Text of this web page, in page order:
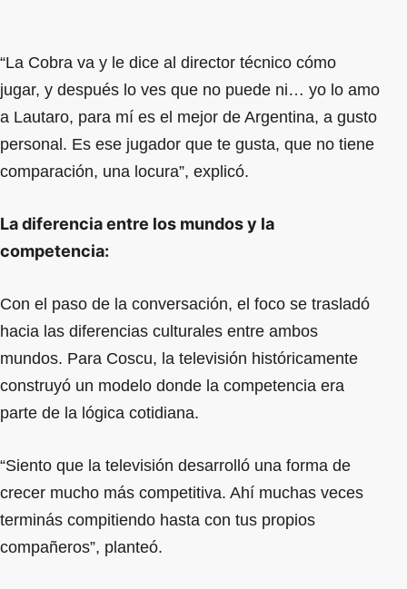
“La Cobra va y le dice al director técnico cómo
jugar, y después lo ves que no puede ni… yo lo amo
a Lautaro, para mí es el mejor de Argentina, a gusto
personal. Es ese jugador que te gusta, que no tiene
comparación, una locura”, explicó.
La diferencia entre los mundos y la
competencia:
Con el paso de la conversación, el foco se trasladó
hacia las diferencias culturales entre ambos
mundos. Para Coscu, la televisión históricamente
construyó un modelo donde la competencia era
parte de la lógica cotidiana.
“Siento que la televisión desarrolló una forma de
crecer mucho más competitiva. Ahí muchas veces
terminás compitiendo hasta con tus propios
compañeros”, planteó.